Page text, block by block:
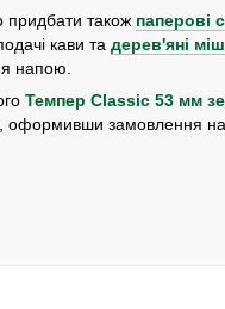
придбати також паперові
кави та дерев'яні
напою.
Темпер Classic 53 мм
оформивши замовлення на